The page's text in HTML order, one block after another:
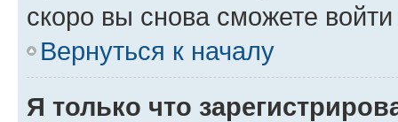
скоро вы снова сможете
Вернуться к началу
Я только что